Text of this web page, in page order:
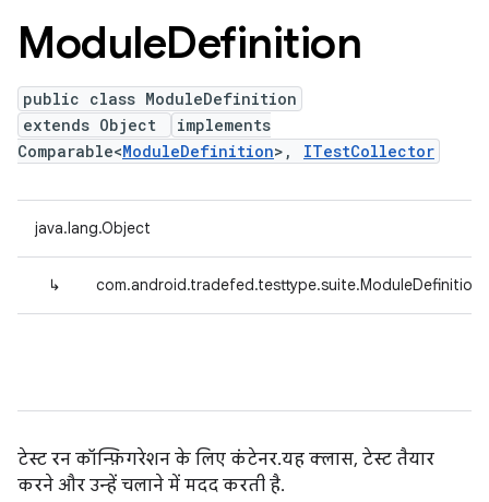
ModuleDefinition
public class ModuleDefinition
extends Object
implements
Comparable<ModuleDefinition>, ITestCollector
java.lang.Object
↳ com.android.tradefed.testtype.suite.ModuleDefinition
टेस्ट रन कॉन्फ़िगरेशन के लिए कंटेनर. यह क्लास, टेस्ट तैयार
करने और उन्हें चलाने में मदद करती है.